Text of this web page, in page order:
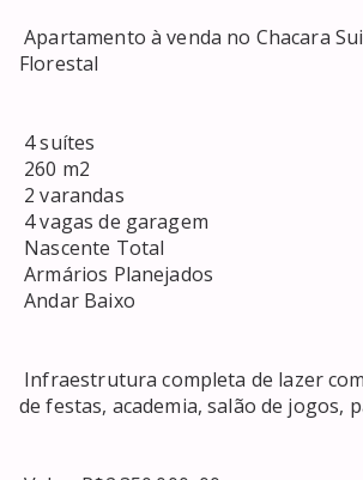
Apartamento à venda no Chacara Suiça - Horto
Florestal
Armários Planejados
Andar Baixo
de festas, academia, salão de jogos,